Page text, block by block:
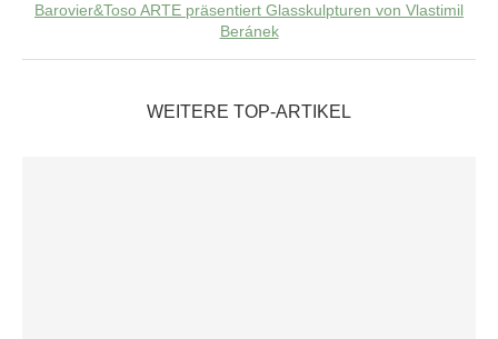
Barovier&Toso ARTE präsentiert Glasskulpturen von Vlastimil
Beránek
WEITERE TOP-ARTIKEL